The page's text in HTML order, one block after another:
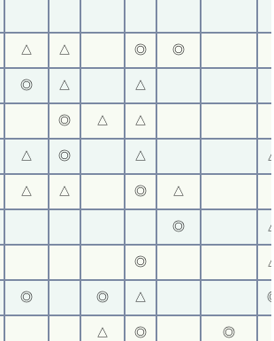
△ △ ◎ ◎
◎ △ △
◎ △ △
△ ◎ △
△ △ ◎ △
◎
◎
◎ ◎ △
△ ◎ ◎